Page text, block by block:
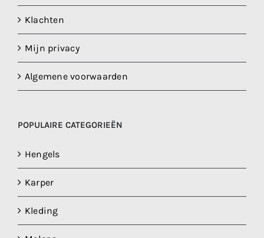
Klachten
Mijn privacy
Algemene voorwaarden
POPULAIRE CATEGORIEËN
Hengels
Karper
Kleding